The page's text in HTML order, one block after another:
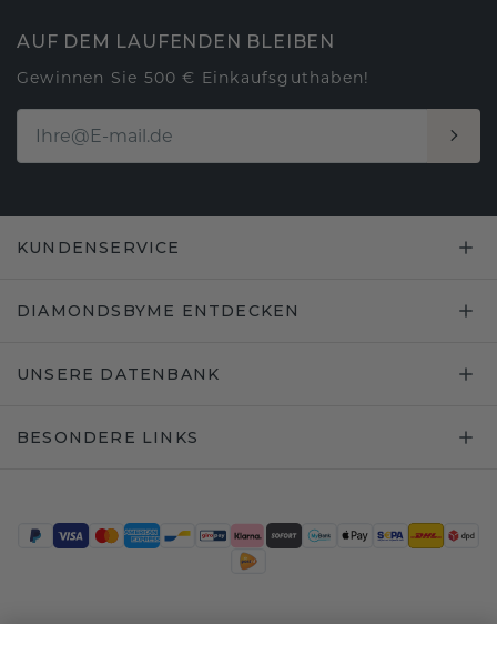
AUF DEM LAUFENDEN BLEIBEN
Gewinnen Sie 500 € Einkaufsguthaben!
KUNDENSERVICE
DIAMONDSBYME ENTDECKEN
UNSERE DATENBANK
BESONDERE LINKS